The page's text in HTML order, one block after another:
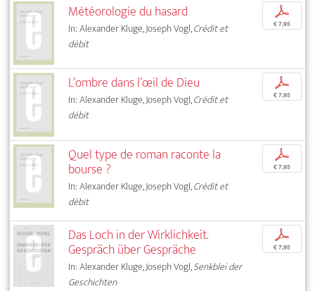
Météorologie du hasard
In: Alexander Kluge, Joseph Vogl,Crédit et
débit
p
€ 7,95
L’ombre dans l’œil de Dieu
In: Alexander Kluge, Joseph Vogl,Crédit et
débit
p
€ 7,95
Quel type de roman raconte la
bourse ?
In: Alexander Kluge, Joseph Vogl,Crédit et
débit
p
€ 7,95
Das Loch in der Wirklichkeit.
Gespräch über Gespräche
In: Alexander Kluge, Joseph Vogl,Senkblei der
Geschichten
p
€ 7,95